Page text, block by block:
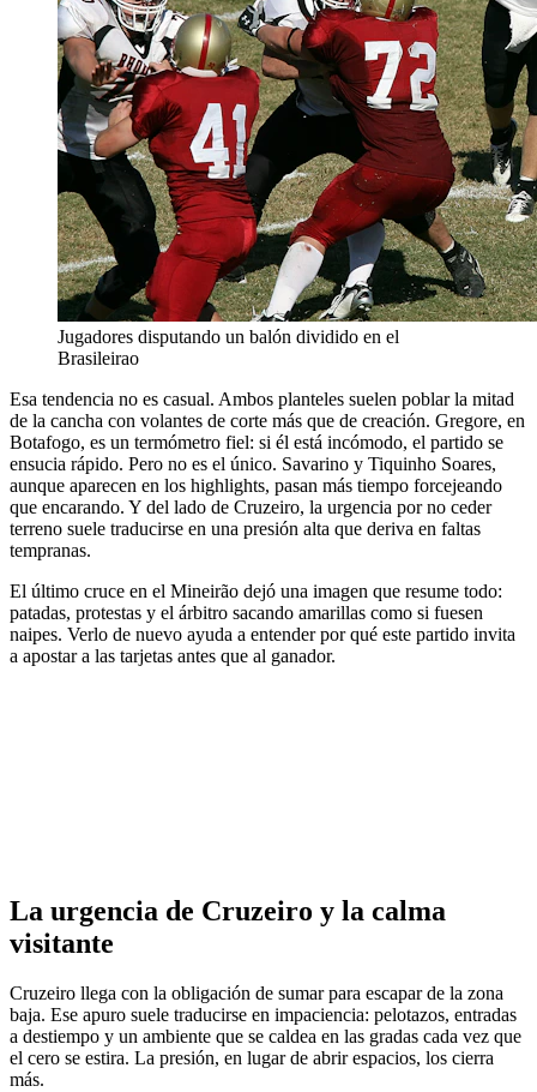
Jugadores disputando un balón dividido en el
Brasileirao
Esa tendencia no es casual. Ambos planteles suelen poblar la mitad
de la cancha con volantes de corte más que de creación. Gregore, en
Botafogo, es un termómetro fiel: si él está incómodo, el partido se
ensucia rápido. Pero no es el único. Savarino y Tiquinho Soares,
aunque aparecen en los highlights, pasan más tiempo forcejeando
que encarando. Y del lado de Cruzeiro, la urgencia por no ceder
terreno suele traducirse en una presión alta que deriva en faltas
tempranas.
El último cruce en el Mineirão dejó una imagen que resume todo:
patadas, protestas y el árbitro sacando amarillas como si fuesen
naipes. Verlo de nuevo ayuda a entender por qué este partido invita
a apostar a las tarjetas antes que al ganador.
La urgencia de Cruzeiro y la calma
visitante
Cruzeiro llega con la obligación de sumar para escapar de la zona
baja. Ese apuro suele traducirse en impaciencia: pelotazos, entradas
a destiempo y un ambiente que se caldea en las gradas cada vez que
el cero se estira. La presión, en lugar de abrir espacios, los cierra
más.